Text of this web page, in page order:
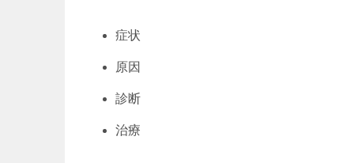
症状
原因
診断
治療